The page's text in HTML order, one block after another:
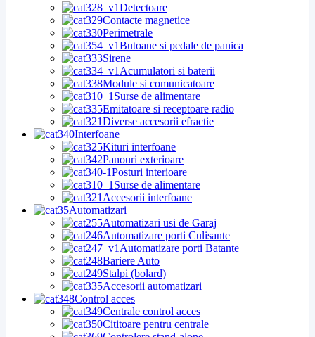
Detectoare
Contacte magnetice
Perimetrale
Butoane si pedale de panica
Sirene
Acumulatori si baterii
Module si comunicatoare
Surse de alimentare
Emitatoare si receptoare radio
Diverse accesorii efractie
Interfoane
Kituri interfoane
Panouri exterioare
Posturi interioare
Surse de alimentare
Accesorii interfoane
Automatizari
Automatizari usi de Garaj
Automatizare porti Culisante
Automatizare porti Batante
Bariere Auto
Stalpi (bolard)
Accesorii automatizari
Control acces
Centrale control acces
Cititoare pentru centrale